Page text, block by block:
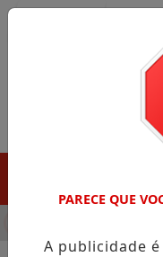
DESTAQUE EM
PARECE QUE
A publicidade